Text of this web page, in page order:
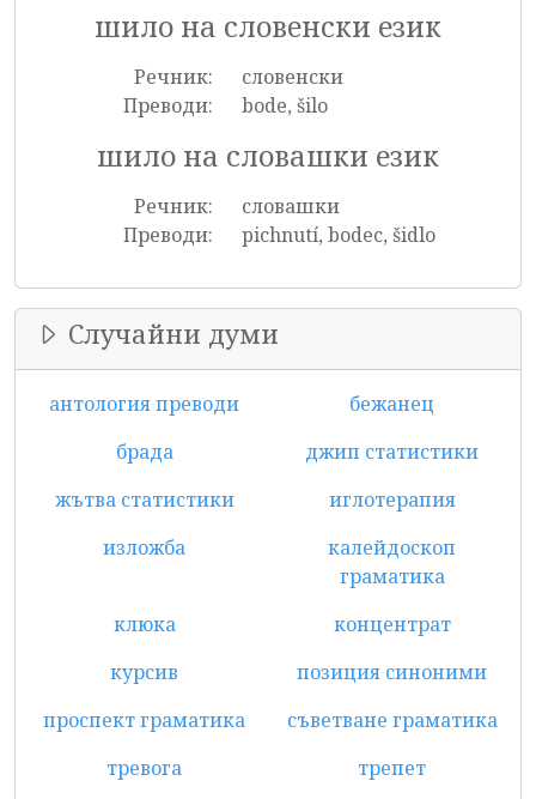
шило на словенски език
Речник:
словенски
Преводи:
bode, šilo
шило на словашки език
Речник:
словашки
Преводи:
pichnutí, bodec, šidlo
Случайни думи
антология преводи
бежанец
брада
джип статистики
жътва статистики
иглотерапия
изложба
калейдоскоп
граматика
клюка
концентрат
курсив
позиция синоними
проспект граматика
съветване граматика
тревога
трепет